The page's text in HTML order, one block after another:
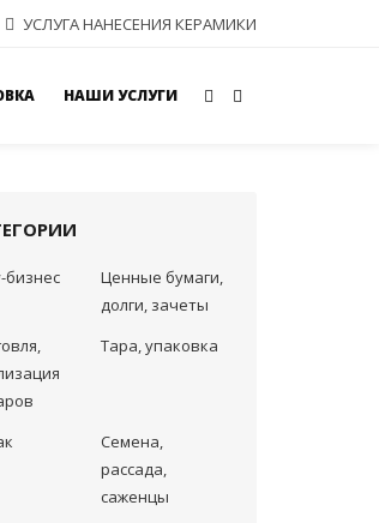
УСЛУГА НАНЕСЕНИЯ КЕРАМИКИ
НАШИ УСЛУГИ
Ценные бумаги,
долги, зачеты
Тара, упаковка
Семена,
рассада,
саженцы